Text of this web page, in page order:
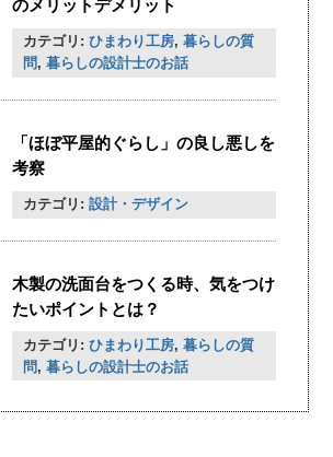
のメリットデメリット
カテゴリ: ひまわり工房, 暮らしの質
問, 暮らしの設計士のお話
「ほぼ平屋的ぐらし」の良し悪しを
考察
カテゴリ: 設計・デザイン
木製の洗面台をつくる時、気をつけ
たいポイントとは？
カテゴリ: ひまわり工房, 暮らしの質
問, 暮らしの設計士のお話